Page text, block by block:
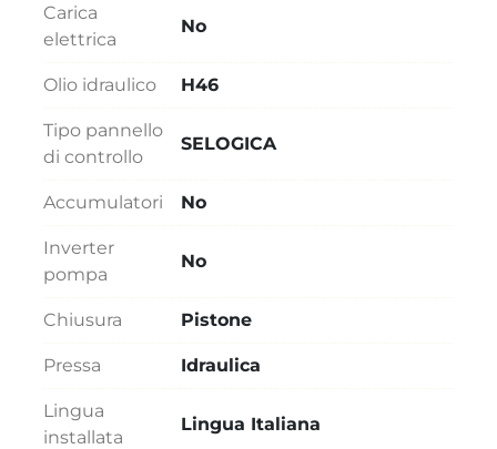
Carica
elettrica
No
Olio idraulico H46
Tipo pannello
di controllo
SELOGICA
Accumulatori No
Inverter
pompa
No
Chiusura Pistone
Pressa Idraulica
Lingua
installata
Lingua Italiana